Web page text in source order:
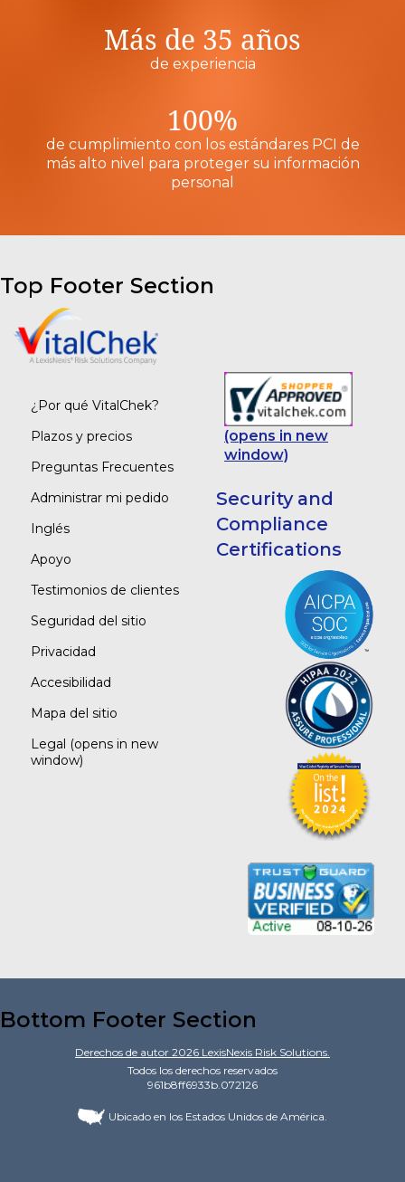
Más de 35 años
de experiencia
100%
de cumplimiento con los estándares PCI de
más alto nivel para proteger su información
personal
Top Footer Section
¿Por qué VitalChek?
Plazos y precios
Preguntas Frecuentes
Administrar mi pedido
Inglés
Apoyo
Testimonios de clientes
Seguridad del sitio
Privacidad
Accesibilidad
Mapa del sitio
Legal (opens in new
window)
(opens in new
window)
Security and
Compliance
Certifications
Bottom Footer Section
Derechos de autor 2026 LexisNexis Risk Solutions.
Todos los derechos reservados
961b8ff6933b.072126
Ubicado en los Estados Unidos de América.